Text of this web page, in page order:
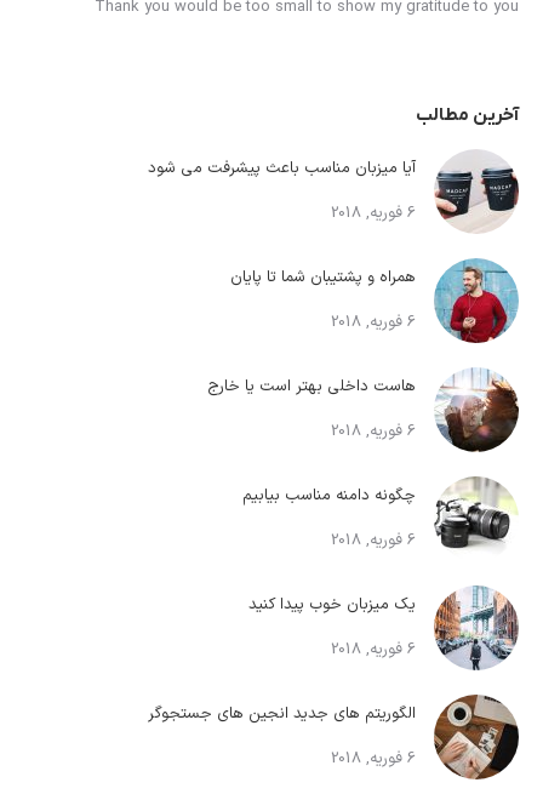
Thank you would be too small to show my gratitude to you
آخرین مطالب
آیا میزبان مناسب باعث پیشرفت می شود
6 فوریه, 2018
همراه و پشتیبان شما تا پایان
6 فوریه, 2018
هاست داخلی بهتر است یا خارج
6 فوریه, 2018
چگونه دامنه مناسب بیابیم
6 فوریه, 2018
یک میزبان خوب پیدا کنید
6 فوریه, 2018
الگوریتم های جدید انجین های جستجوگر
6 فوریه, 2018